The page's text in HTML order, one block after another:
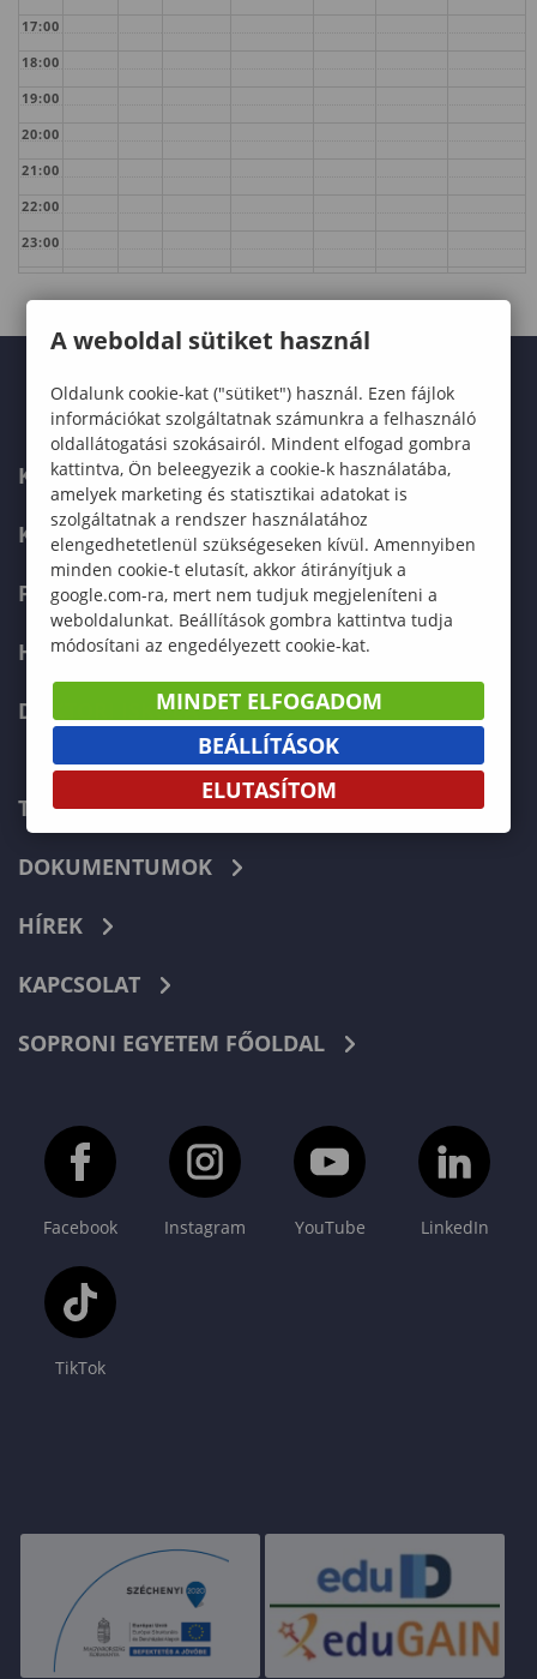
17:00
18:00
19:00
20:00
21:00
22:00
23:00
KARUNK
KÉPZÉSEK
FELVÉTELIZŐKNEK
HALLGATÓKNAK
DOKTORI ISKOLA
TELEFONKÖNYV
DOKUMENTUMOK
HÍREK
KAPCSOLAT
SOPRONI EGYETEM FŐOLDAL
Facebook Instagram YouTube LinkedIn
TikTok
A weboldal sütiket használ
Oldalunk cookie-kat ("sütiket") használ. Ezen fájlok
információkat szolgáltatnak számunkra a felhasználó
oldallátogatási szokásairól. Mindent elfogad gombra
kattintva, Ön beleegyezik a cookie-k használatába,
amelyek marketing és statisztikai adatokat is
szolgáltatnak a rendszer használatához
elengedhetetlenül szükségeseken kívül. Amennyiben
minden cookie-t elutasít, akkor átirányítjuk a
google.com-ra, mert nem tudjuk megjeleníteni a
weboldalunkat. Beállítások gombra kattintva tudja
módosítani az engedélyezett cookie-kat.
MINDET ELFOGADOM
BEÁLLÍTÁSOK
ELUTASÍTOM